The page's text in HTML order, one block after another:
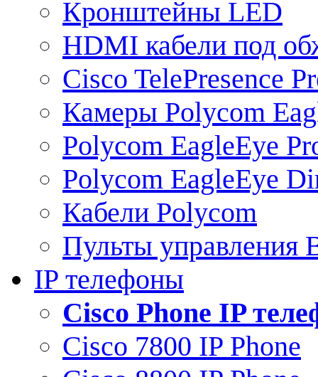
Кронштейны LED
HDMI кабели под
Cisco TelePresence
Камеры Polycom
Polycom EagleEye
Polycom EagleEye
Кабели Polycom
Пульты управления
IP телефоны
Сisco Phone IP
Cisco 7800 IP Phone